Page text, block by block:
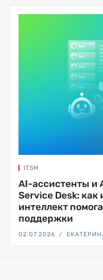
ITSM
AI-ассистенты и
Service Desk:
интеллект
поддержки
02.07.2026